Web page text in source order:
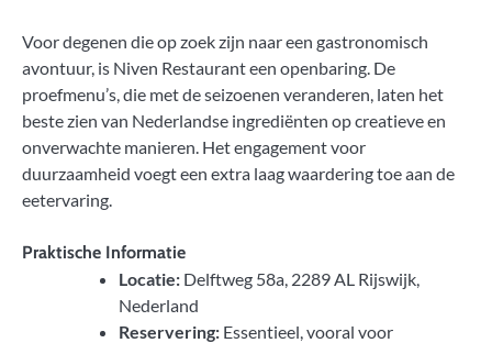
Voor degenen die op zoek zijn naar een gastronomisch
avontuur, is Niven Restaurant een openbaring. De
proefmenu’s, die met de seizoenen veranderen, laten het
beste zien van Nederlandse ingrediënten op creatieve en
onverwachte manieren. Het engagement voor
duurzaamheid voegt een extra laag waardering toe aan de
eetervaring.
Praktische Informatie
Locatie: Delftweg 58a, 2289 AL Rijswijk,
Nederland
Reservering: Essentieel, vooral voor